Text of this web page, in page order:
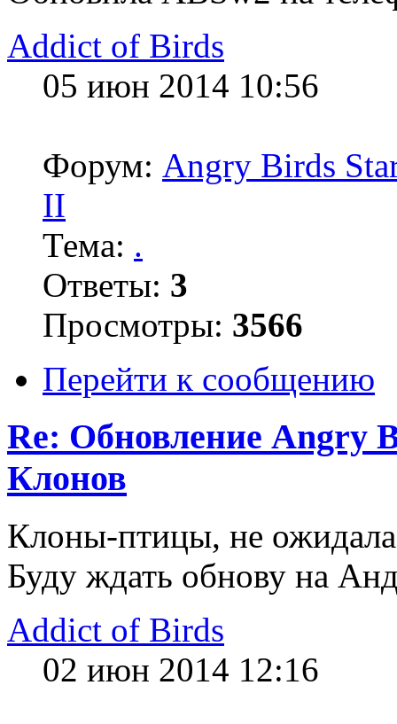
Addict of Birds
05 июн 2014 10:56
Форум: Angry Birds
II
Тема: .
Ответы: 3
Просмотры: 3566
Перейти к сообщению
Re: Обновление Angry
Клонов
Клоны-птицы, не
Буду ждать обнову на
Addict of Birds
02 июн 2014 12:16